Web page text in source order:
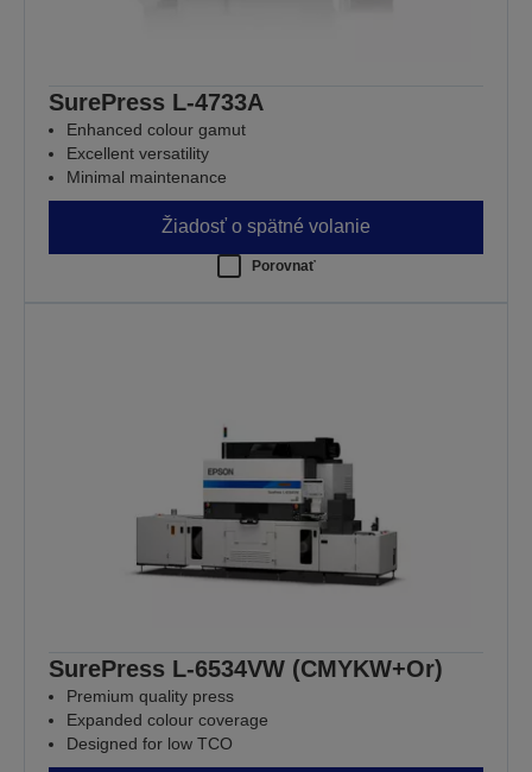
SurePress L-4733A
Enhanced colour gamut
Excellent versatility
Minimal maintenance
Žiadosť o spätné volanie
Porovnať
SurePress L-6534VW (CMYKW+Or)
Premium quality press
Expanded colour coverage
Designed for low TCO